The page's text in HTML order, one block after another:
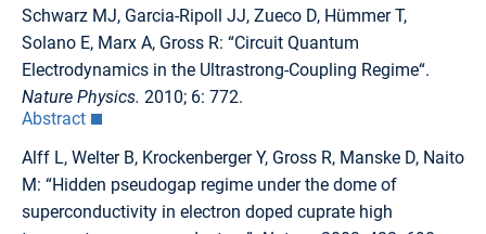
Schwarz MJ, Garcia-Ripoll JJ, Zueco D, Hümmer T,
Solano E, Marx A, Gross R: “Circuit Quantum
Electrodynamics in the Ultrastrong-Coupling Regime“.
Nature Physics. 2010; 6: 772.
Abstract
Alff L, Welter B, Krockenberger Y, Gross R, Manske D, Naito
M: “Hidden pseudogap regime under the dome of
superconductivity in electron doped cuprate high